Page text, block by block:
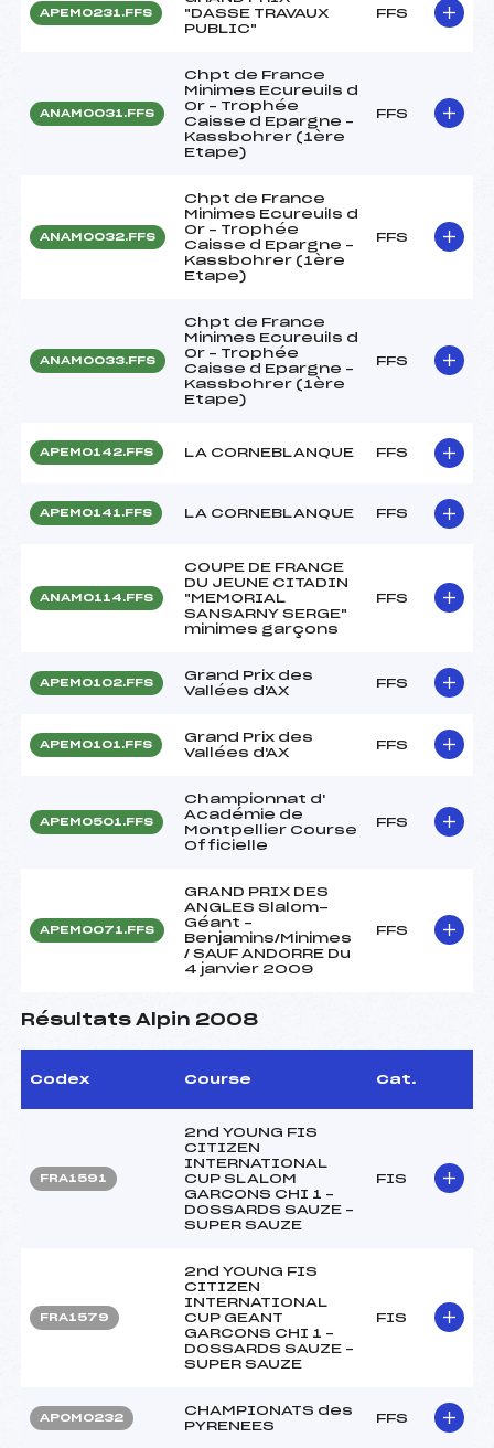
APEM0231.FFS
"DASSE TRAVAUX
PUBLIC"
FFS
ANAM0031.FFS
Chpt de France
Minimes Ecureuils d
Or – Trophée
Caisse d Epargne –
Kassbohrer (1ère
Etape)
FFS
ANAM0032.FFS
Chpt de France
Minimes Ecureuils d
Or – Trophée
Caisse d Epargne –
Kassbohrer (1ère
Etape)
FFS
ANAM0033.FFS
Chpt de France
Minimes Ecureuils d
Or – Trophée
Caisse d Epargne –
Kassbohrer (1ère
Etape)
FFS
APEM0142.FFS LA CORNEBLANQUE FFS
APEM0141.FFS LA CORNEBLANQUE FFS
ANAM0114.FFS
COUPE DE FRANCE
DU JEUNE CITADIN
"MEMORIAL
SANSARNY SERGE"
minimes garçons
FFS
APEM0102.FFS
Grand Prix des
Vallées d'AX
FFS
APEM0101.FFS
Grand Prix des
Vallées d'AX
FFS
APEM0501.FFS
Championnat d'
Académie de
Montpellier Course
Officielle
FFS
APEM0071.FFS
GRAND PRIX DES
ANGLES Slalom-
Géant –
Benjamins/Minimes
/ SAUF ANDORRE Du
4 janvier 2009
FFS
Résultats Alpin 2008
Codex Course Cat.
FRA1591
2nd YOUNG FIS
CITIZEN
INTERNATIONAL
CUP SLALOM
GARCONS CHI 1 –
DOSSARDS SAUZE –
SUPER SAUZE
FIS
FRA1579
2nd YOUNG FIS
CITIZEN
INTERNATIONAL
CUP GEANT
GARCONS CHI 1 –
DOSSARDS SAUZE –
SUPER SAUZE
FIS
APOM0232
CHAMPIONATS des
PYRENEES
FFS